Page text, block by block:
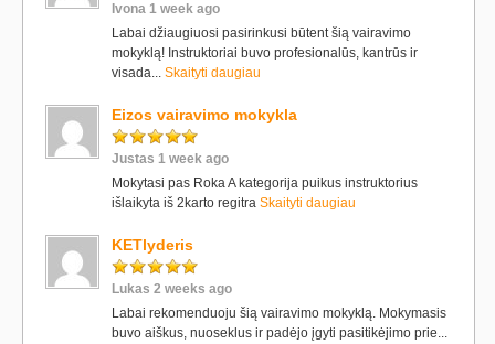
Ivona 1 week ago
Labai džiaugiuosi pasirinkusi būtent šią vairavimo
mokyklą! Instruktoriai buvo profesionalūs, kantrūs ir
visada... Skaityti daugiau
Eizos vairavimo mokykla
Justas 1 week ago
Mokytasi pas Roka A kategorija puikus instruktorius
išlaikyta iš 2karto regitra Skaityti daugiau
KETlyderis
Lukas 2 weeks ago
Labai rekomenduoju šią vairavimo mokyklą. Mokymasis
buvo aiškus, nuoseklus ir padėjo įgyti pasitikėjimo prie...